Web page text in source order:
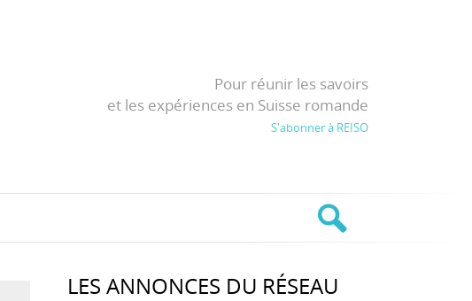
Pour réunir les savoirs
et les expériences en Suisse romande
S'abonner à REISO
LES ANNONCES DU RÉSEAU